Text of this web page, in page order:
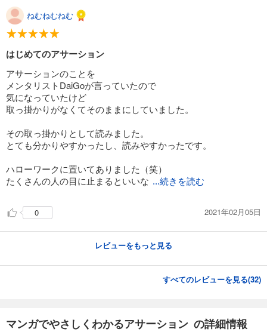
ねむねむねむ
はじめてのアサーション
アサーションのことを
メンタリストDaiGoが言っていたので
気になっていたけど
取っ掛かりがなくてそのままにしていました。
その取っ掛かりとして読みました。
とても分かりやすかったし、読みやすかったです。
ハローワークに置いてありました（笑）
たくさんの人の目に止まるといいな ...続きを読む
0 2021年02月05日
レビューをもっと見る
すべてのレビューを見る(32)
マンガでやさしくわかるアサーション の詳細情報